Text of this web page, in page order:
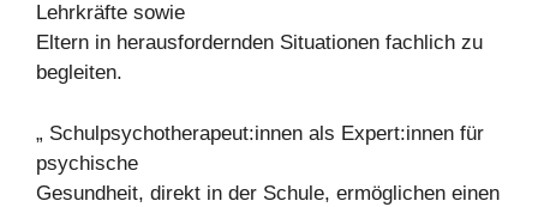
Lehrkräfte sowie
Eltern in herausfordernden Situationen fachlich zu
begleiten.
„ Schulpsychotherapeut:innen als Expert:innen für
psychische
Gesundheit, direkt in der Schule, ermöglichen einen